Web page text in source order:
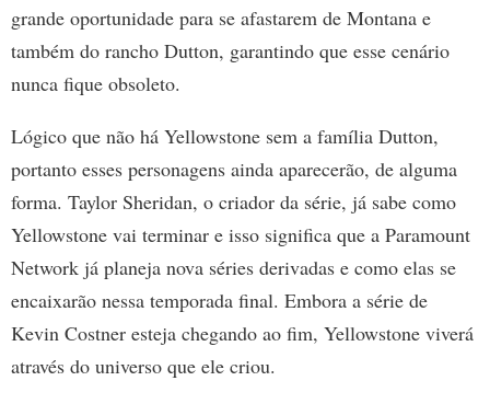
grande oportunidade para se afastarem de Montana e
também do rancho Dutton, garantindo que esse cenário
nunca fique obsoleto.
Lógico que não há Yellowstone sem a família Dutton,
portanto esses personagens ainda aparecerão, de alguma
forma. Taylor Sheridan, o criador da série, já sabe como
Yellowstone vai terminar e isso significa que a Paramount
Network já planeja nova séries derivadas e como elas se
encaixarão nessa temporada final. Embora a série de
Kevin Costner esteja chegando ao fim, Yellowstone viverá
através do universo que ele criou.